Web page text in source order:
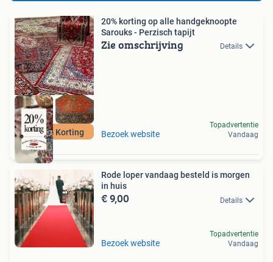
Nu 20% Korting
20% korting op alle handgeknoopte
Sarouks - Perzisch tapijt
Zie omschrijving Details
Bezoek website
Topadvertentie
Vandaag
Rode loper vandaag besteld is morgen
in huis
€ 9,00 Details
Bezoek website
Topadvertentie
Vandaag